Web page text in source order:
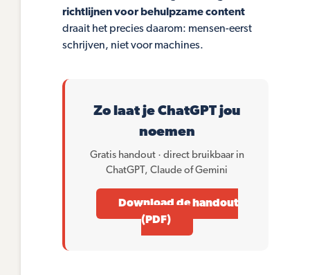
richtlijnen voor behulpzame content
draait het precies daarom: mensen-eerst
schrijven, niet voor machines.
Zo laat je ChatGPT jou
noemen
Gratis handout · direct bruikbaar in
ChatGPT, Claude of Gemini
Download de handout
(PDF)